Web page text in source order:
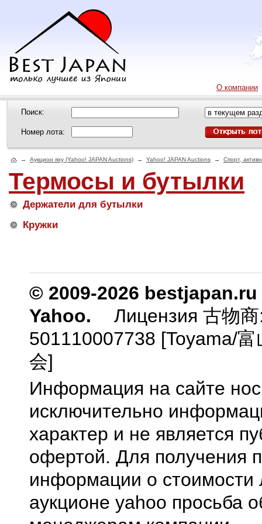
О компании
Поиск:
Номер лота:
→ Аукцион яху (Yahoo! JAPAN Auctions) → Yahoo! JAPAN Auctions → Спорт,
Термосы и бутылки
Держатели для бутылки
Кружки
© 2009-2026
Yahoo.
Лицензия 古物
501110007738 [Toyama/
会]
Информация на сайте
исключительно
характер и не является
офертой. Для получения
информации о стоимости
аукционе yahoo просьба